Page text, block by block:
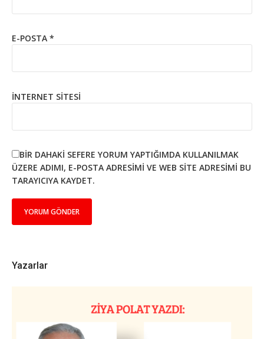
E-POSTA *
İNTERNET SITESI
BIR DAHAKI SEFERE YORUM YAPTIĞIMDA KULLANILMAK
ÜZERE ADIMI, E-POSTA ADRESIMI VE WEB SITE ADRESIMI BU
TARAYICIYA KAYDET.
Yazarlar